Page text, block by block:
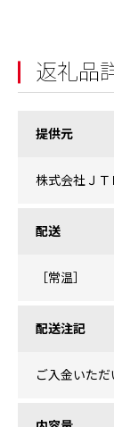
返礼品
提供元
株式会社ＪＴ
配送
［常温］
配送注記
ご入金いただ